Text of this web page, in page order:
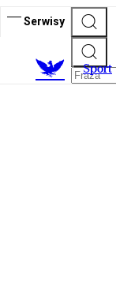
Serwisy
Sport